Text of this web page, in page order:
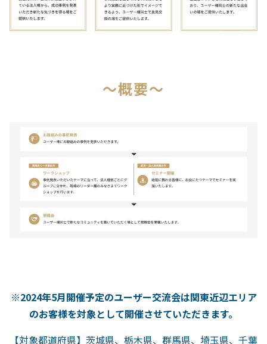
〜概要〜
※2024年5月開催予定のユーザー交流会は関東近辺エリア
のお客様を対象として開催させていただきます。
【対象都道府県】茨城県、栃木県、群馬県、埼玉県、千葉